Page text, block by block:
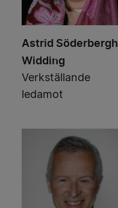
Astrid Söderbergh
Widding
Verkställande
ledamot